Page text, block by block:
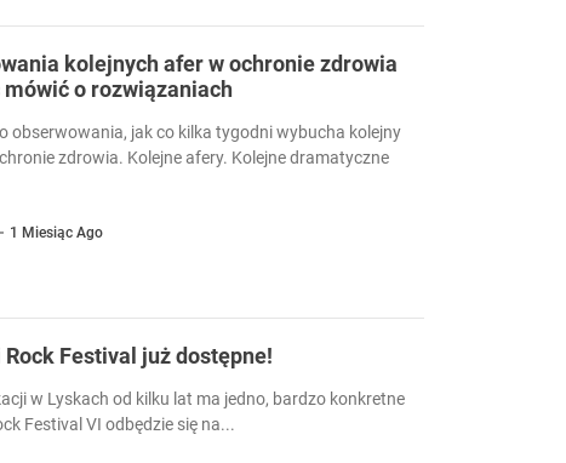
kolejnych afer w ochronie zdrowia
o rozwiązaniach
obserwowania, jak co kilka tygodni wybucha kolejny
zdrowia. Kolejne afery. Kolejne dramatyczne
1 Miesiąc Ago
Festival już dostępne!
w Lyskach od kilku lat ma jedno, bardzo konkretne
Festival VI odbędzie się na...